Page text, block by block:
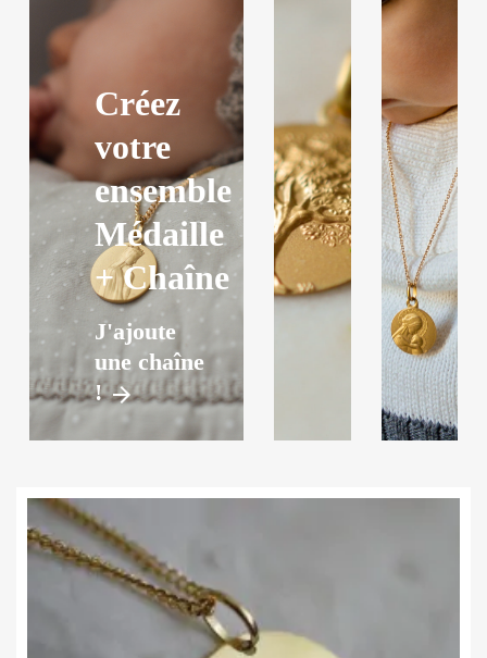
Créez
votre
ensemble
Médaille
+ Chaîne
J'ajoute
une chaîne
!